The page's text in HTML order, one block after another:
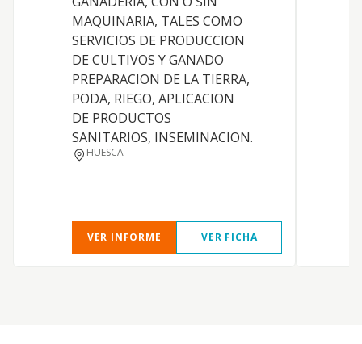
MAQUINARIA, TALES COMO
SERVICIOS DE PRODUCCION
DE CULTIVOS Y GANADO
PREPARACION DE LA TIERRA,
PODA, RIEGO, APLICACION
DE PRODUCTOS
SANITARIOS, INSEMINACION.
HUESCA
VER INFORME VER FICHA